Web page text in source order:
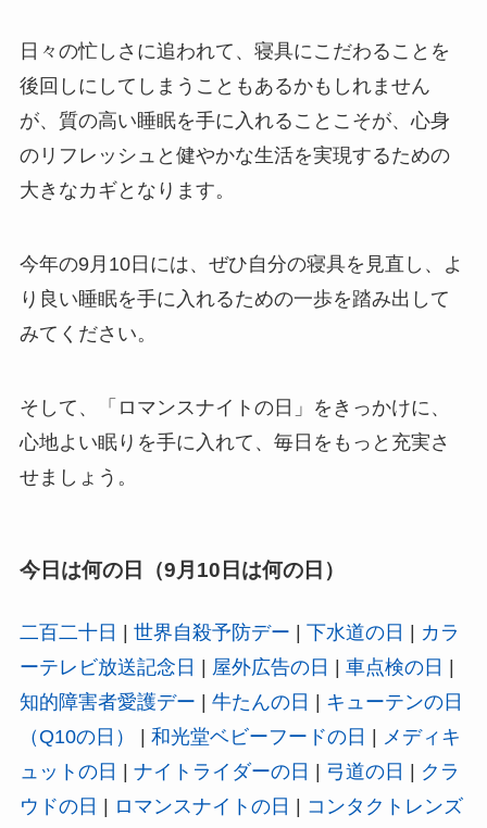
日々の忙しさに追われて、寝具にこだわることを
後回しにしてしまうこともあるかもしれません
が、質の高い睡眠を手に入れることこそが、心身
のリフレッシュと健やかな生活を実現するための
大きなカギとなります。
今年の9月10日には、ぜひ自分の寝具を見直し、よ
り良い睡眠を手に入れるための一歩を踏み出して
みてください。
そして、「ロマンスナイトの日」をきっかけに、
心地よい眠りを手に入れて、毎日をもっと充実さ
せましょう。
今日は何の日（9月10日は何の日）
二百二十日 | 世界自殺予防デー | 下水道の日 | カラ
ーテレビ放送記念日 | 屋外広告の日 | 車点検の日 |
知的障害者愛護デー | 牛たんの日 | キューテンの日
（Q10の日）
| 和光堂ベビーフードの日 | メディキ
ュットの日 | ナイトライダーの日 | 弓道の日 | クラ
ウドの日 | ロマンスナイトの日 | コンタクトレンズ